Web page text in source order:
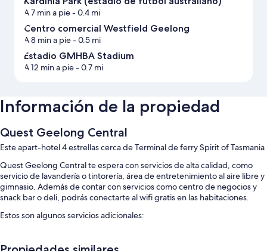
A 7 min a pie- 0.4 mi
Centro comercial Westfield Geelong
A 8 min a pie- 0.5 mi
Estadio GMHBA Stadium
A 12 min a pie- 0.7 mi
Información de la propiedad
Quest Geelong Central
Este apart-hotel 4 estrellas cerca de Terminal de ferry Spirit of Tasmania
Quest Geelong Central te espera con servicios de alta calidad, como
servicio de lavandería o tintorería, área de entretenimiento al aire libre y
gimnasio. Además de contar con servicios como centro de negocios y
snack bar o deli, podrás conectarte al wifi gratis en las habitaciones.
Estos son algunos servicios adicionales:
gas